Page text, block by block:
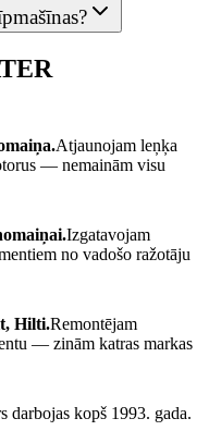
Atjaunojam leņķa
— nemainām visu
Izgatavojam
no vadošo ražotāju
Hilti.Remontējam
— zinām katras markas
darbojas kopš 1993. gada.